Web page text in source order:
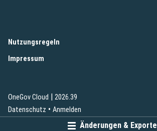
Änderungen & Exporte
Nutzungsregeln
Impressum
OneGov Cloud (External Link)
| 2026.39
Datenschutz (External Link)
Anmelden